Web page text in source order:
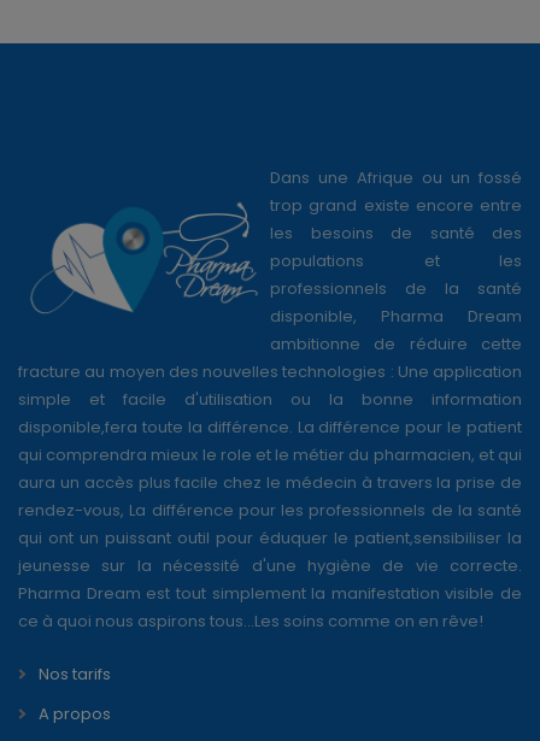
Dans une Afrique ou un fossé
trop grand existe encore entre
les besoins de santé des
populations et les
professionnels de la santé
disponible, Pharma Dream
ambitionne de réduire cette
fracture au moyen des nouvelles technologies : Une application
simple et facile d'utilisation ou la bonne information
disponible,fera toute la différence. La différence pour le patient
qui comprendra mieux le role et le métier du pharmacien, et qui
aura un accès plus facile chez le médecin à travers la prise de
rendez-vous, La différence pour les professionnels de la santé
qui ont un puissant outil pour éduquer le patient,sensibiliser la
jeunesse sur la nécessité d'une hygiène de vie correcte.
Pharma Dream est tout simplement la manifestation visible de
ce à quoi nous aspirons tous...Les soins comme on en rêve!
Nos tarifs
A propos